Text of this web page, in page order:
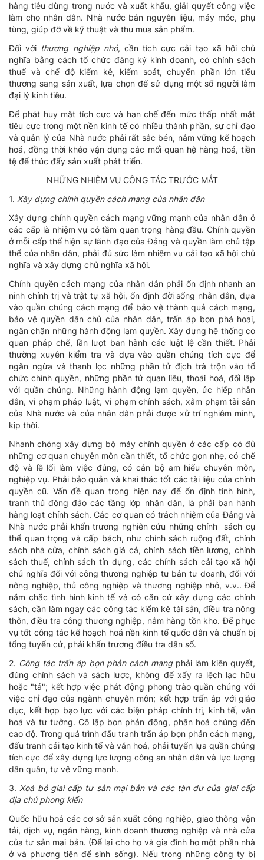
hàng tiêu dùng trong nước và xuất khẩu, giải quyết công việc
làm cho nhân dân. Nhà nước bán nguyên liệu, máy móc, phụ
tùng, giúp đỡ về kỹ thuật và thu mua sản phẩm.
Đối với thương nghiệp nhỏ, cần tích cực cải tạo xã hội chủ
nghĩa bằng cách tổ chức đăng ký kinh doanh, có chính sách
thuế và chế độ kiểm kê, kiểm soát, chuyển phần lớn tiểu
thương sang sản xuất, lựa chọn để sử dụng một số người làm
đại lý kinh tiêu.
Để phát huy mặt tích cực và hạn chế đến mức thấp nhất mặt
tiêu cực trong một nền kinh tế có nhiều thành phần, sự chỉ đạo
và quản lý của Nhà nước phải rất sắc bén, nắm vững kế hoạch
hoá, đồng thời khéo vận dụng các mối quan hệ hàng hoá, tiền
tệ để thúc đẩy sản xuất phát triển.
NHỮNG NHIỆM VỤ CÔNG TÁC TRƯỚC MẮT
1. Xây dựng chính quyền cách mạng của nhân dân
Xây dựng chính quyền cách mạng vững mạnh của nhân dân ở
các cấp là nhiệm vụ có tầm quan trọng hàng đầu. Chính quyền
ở mỗi cấp thể hiện sự lãnh đạo của Đảng và quyền làm chủ tập
thể của nhân dân, phải đủ sức làm nhiệm vụ cải tạo xã hội chủ
nghĩa và xây dựng chủ nghĩa xã hội.
Chính quyền cách mạng của nhân dân phải ổn định nhanh an
ninh chính trị và trật tự xã hội, ổn định đời sống nhân dân, dựa
vào quần chúng cách mạng để bảo vệ thành quả cách mạng,
bảo vệ quyền dân chủ của nhân dân, trấn áp bọn phá hoại,
ngăn chặn những hành động lạm quyền. Xây dựng hệ thống cơ
quan pháp chế, lần lượt ban hành các luật lệ cần thiết. Phải
thường xuyên kiểm tra và dựa vào quần chúng tích cực để
ngăn ngừa và thanh lọc những phần tử địch trà trộn vào tổ
chức chính quyền, những phần tử quan liêu, thoái hoá, đối lập
với quần chúng. Những hành động lạm quyền, ức hiếp nhân
dân, vi phạm pháp luật, vi phạm chính sách, xâm phạm tài sản
của Nhà nước và của nhân dân phải được xử trí nghiêm minh,
kịp thời.
Nhanh chóng xây dựng bộ máy chính quyền ở các cấp có đủ
những cơ quan chuyên môn cần thiết, tổ chức gọn nhẹ, có chế
độ và lề lối làm việc đúng, có cán bộ am hiểu chuyên môn,
nghiệp vụ. Phải bảo quản và khai thác tốt các tài liệu của chính
quyền cũ. Vấn đề quan trọng hiện nay để ổn định tình hình,
tranh thủ đông đảo các tầng lớp nhân dân, là phải ban hành
hàng loạt chính sách. Các cơ quan có trách nhiệm của Đảng và
Nhà nước phải khẩn trương nghiên cứu những chính sách cụ
thể quan trọng và cấp bách, như chính sách ruộng đất, chính
sách nhà cửa, chính sách giá cả, chính sách tiền lương, chính
sách thuế, chính sách tín dụng, các chính sách cải tạo xã hội
chủ nghĩa đối với công thương nghiệp tư bản tư doanh, đối với
nông nghiệp, thủ công nghiệp và thương nghiệp nhỏ, v.v.. Để
nắm chắc tình hình kinh tế và có căn cứ xây dựng các chính
sách, cần làm ngay các công tác kiểm kê tài sản, điều tra nông
thôn, điều tra công thương nghiệp, nắm hàng tồn kho. Để phục
vụ tốt công tác kế hoạch hoá nền kinh tế quốc dân và chuẩn bị
tổng tuyển cử, phải khẩn trương điều tra dân số.
2. Công tác trấn áp bọn phản cách mạngphải làm kiên quyết,
đúng chính sách và sách lược, không để xẩy ra lệch lạc hữu
hoặc "tả"; kết hợp việc phát động phong trào quần chúng với
việc chỉ đạo của ngành chuyên môn; kết hợp trấn áp với giáo
dục, kết hợp bạo lực với các biện pháp chính trị, kinh tế, văn
hoá và tư tưởng. Cô lập bọn phản động, phân hoá chúng đến
cao độ. Trong quá trình đấu tranh trấn áp bọn phản cách mạng,
đấu tranh cải tạo kinh tế và văn hoá, phải tuyển lựa quần chúng
tích cực để xây dựng lực lượng công an nhân dân và lực lượng
dân quân, tự vệ vững mạnh.
3. Xoá bỏ giai cấp tư sản mại bản và các tàn dư của giai cấp
địa chủ phong kiến
Quốc hữu hoá các cơ sở sản xuất công nghiệp, giao thông vận
tải, dịch vụ, ngân hàng, kinh doanh thương nghiệp và nhà cửa
của tư sản mại bản. (Để lại cho họ và gia đình họ một phần nhà
ở và phương tiện để sinh sống). Nếu trong những công ty bị